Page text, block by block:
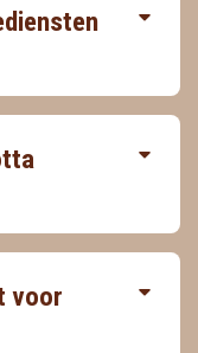
voor